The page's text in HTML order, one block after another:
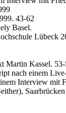
43-62
Basel.
Lübeck
Martin Kassel.
nach einem
Interview mit